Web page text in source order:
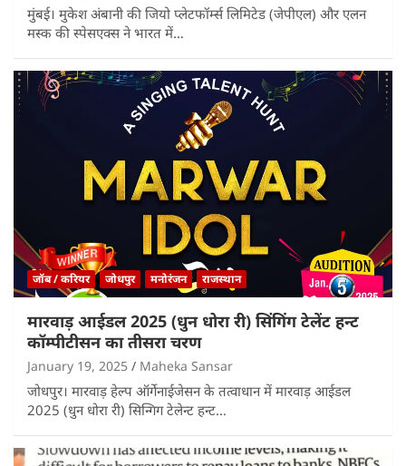
मुंबई। मुकेश अंबानी की जियो प्लेटफॉर्म्स लिमिटेड (जेपीएल) और एलन
मस्क की स्पेसएक्स ने भारत में…
जॉब / करियर जोधपुर मनोरंजन राजस्थान
मारवाड़ आईडल 2025 (धुन धोरा री) सिंगिंग टेलेंट हन्ट
कॉम्पीटीसन का तीसरा चरण
January 19, 2025 Maheka Sansar
जोधपुर। मारवाड़ हेल्प ऑर्गेनाईजेसन के तत्वाधान में मारवाड़ आईडल
2025 (धुन धोरा री) सिन्गिग टेलेन्ट हन्ट…